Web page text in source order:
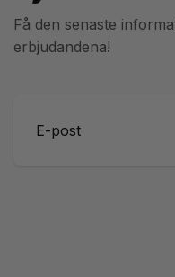
Få den senaste
erbjudandena!